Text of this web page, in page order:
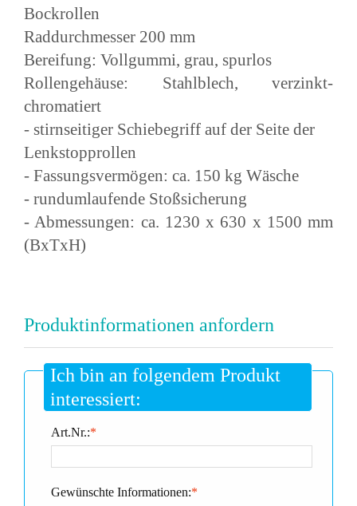
Bockrollen
Raddurchmesser 200 mm
Bereifung: Vollgummi, grau, spurlos
Rollengehäuse: Stahlblech, verzinkt-
chromatiert
- stirnseitiger Schiebegriff auf der Seite der
Lenkstopprollen
- Fassungsvermögen: ca. 150 kg Wäsche
- rundumlaufende Stoßsicherung
- Abmessungen: ca. 1230 x 630 x 1500 mm
(BxTxH)
Produktinformationen anfordern
Ich bin an folgendem Produkt
interessiert:
*
Art.Nr.:
*
Gewünschte Informationen: